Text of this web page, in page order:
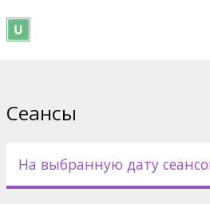
вечно сонный, но добродушный
охраны парка дикобраз Стив,
А на парк тем временем
бесследно исчезает Орешек. Парк
Чтобы спасти прекрасный парк,
найти Орешка и разгадать
поглотит весь парк навеки.
Сеансы
На выбранную дату